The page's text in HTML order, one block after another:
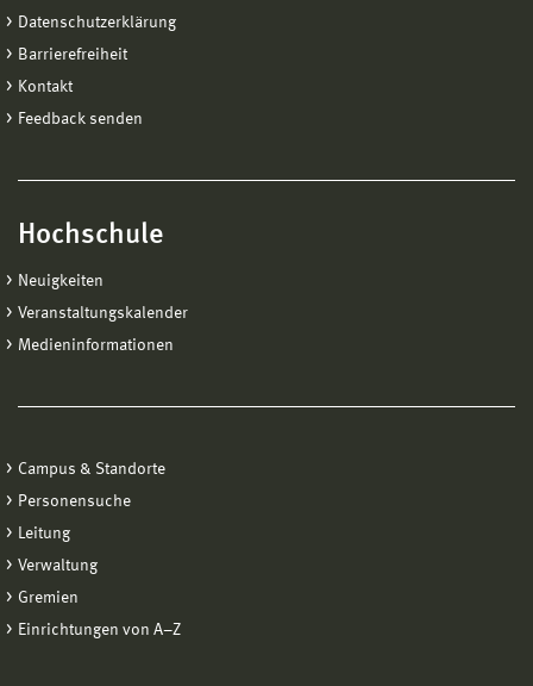
Datenschutzerklärung
Barrierefreiheit
Kontakt
Feedback senden
Hochschule
Neuigkeiten
Veranstaltungskalender
Medieninformationen
Campus & Standorte
Personensuche
Leitung
Verwaltung
Gremien
Einrichtungen von A−Z